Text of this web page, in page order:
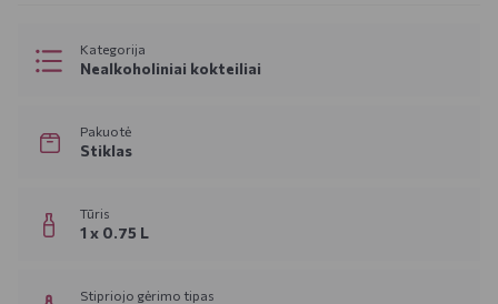
Kategorija
Nealkoholiniai kokteiliai
Pakuotė
Stiklas
Tūris
1 x 0.75 L
Stipriojo gėrimo tipas